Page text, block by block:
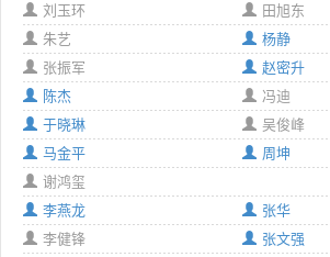
刘玉环
田旭东
朱艺
杨静
张振军
赵密升
陈杰
冯迪
于晓琳
吴俊峰
马金平
周坤
谢鸿玺
李燕龙
张华
李健锋
张文强